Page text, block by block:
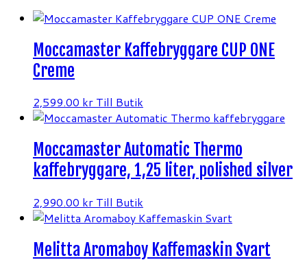
Moccamaster Kaffebryggare CUP ONE
Creme
2,599.00 kr Till Butik
Moccamaster Automatic Thermo
kaffebryggare, 1,25 liter, polished silver
2,990.00 kr Till Butik
Melitta Aromaboy Kaffemaskin Svart